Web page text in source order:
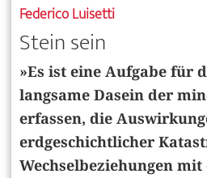
Federico Luisetti
Stein sein
»Es ist eine Aufgabe für
langsame Dasein der
­erfassen, die
erdgeschichtlicher
Wechselbeziehungen